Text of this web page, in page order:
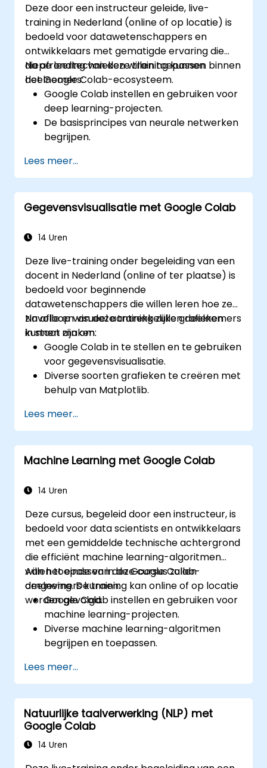
verbeteren.
De resultaten van
beeldclassificatiemodellen visualiseren en
interpreteren.
Deze door een instructeur geleide, live-
training in Nederland (online of op locatie) is
bedoeld voor datawetenschappers en
ontwikkelaars met gematigde ervaring die
diepe leertechnieken willen toepassen binnen
het Google Colab-ecosysteem.
Na afronding van deze training kunnen
deelnemers:
Google Colab instellen en gebruiken voor
deep learning-projecten.
De basisprincipes van neurale netwerken
begrijpen.
met TensorFlow.
Modellen trainen en evalueren op hun
prestaties.
De geavanceerde mogelijkheden van
Lees meer...
Gegevensvisualisatie met Google Colab
14 Uren
Deze live-training onder begeleiding van een
docent in Nederland (online of ter plaatse) is
bedoeld voor beginnende
datawetenschappers die willen leren hoe ze
zinvolle en visueel aantrekkelijke grafieken
kunnen maken.
Na afloop van deze training zullen deelnemers
in staat zijn om:
Google Colab in te stellen en te gebruiken
voor gegevensvisualisatie.
Diverse soorten grafieken te creëren met
behulp van Matplotlib.
visualisatietechnieken.
Grafieken aan te passen zodat ze er
beter uitzien en begrijpelijker zijn.
Gegevens effectief te interpreteren en
hulpmiddelen.
Lees meer...
Machine Learning met Google Colab
14 Uren
Deze cursus, begeleid door een instructeur, is
bedoeld voor data scientists en ontwikkelaars
met een gemiddelde technische achtergrond
die efficiënt machine learning-algoritmen
willen toepassen in de Google Colab-
omgeving. De training kan online of op locatie
worden gevolgd.
Aan het einde van deze cursus zullen
deelnemers kunnen:
Google Colab instellen en gebruiken voor
machine learning-projecten.
Diverse machine learning-algoritmen
begrijpen en toepassen.
om gegevens te analyseren en
voorspellingen te doen.
Zowel supervisie- als niet-
supervisieleeringsmodellen
implementeren.
Machine learning-modellen optimaal
Lees meer...
Natuurlijke taalverwerking (NLP) met
Google Colab
14 Uren